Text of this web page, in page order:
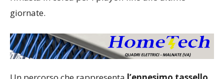
rimasta in corsa per i playoff fino alle ultime
giornate.